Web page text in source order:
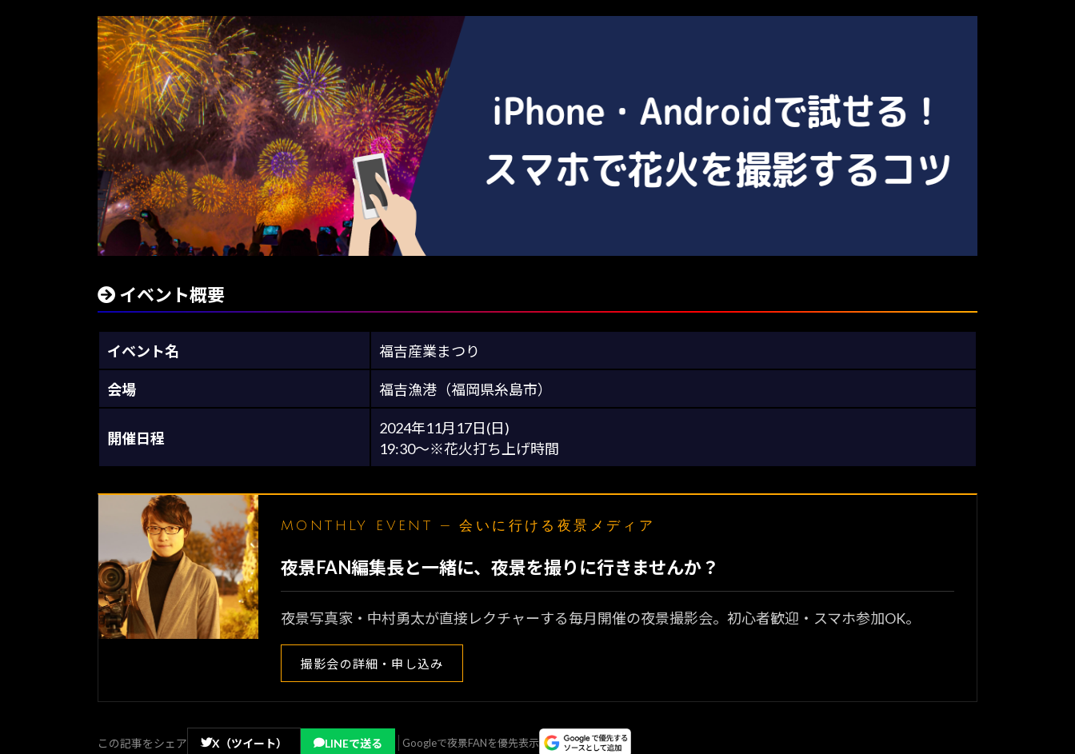
イベント概要
イベント名 福吉産業まつり
会場 福吉漁港（福岡県糸島市）
開催日程
2024年11月17日(日)
19:30～※花火打ち上げ時間
MONTHLY EVENT — 会いに行ける夜景メディア
夜景FAN編集長と一緒に、夜景を撮りに行きませんか？
夜景写真家・中村勇太が直接レクチャーする毎月開催の夜景撮影会。初心者歓迎・スマホ参加OK。
撮影会の詳細・申し込み
この記事をシェア X（ツイート） LINEで送る Googleで夜景FANを優先表示